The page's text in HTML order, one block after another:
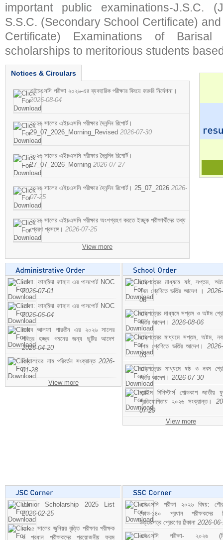
important public examinations-J.S.C.
S.S.C. (Secondary School Certificate)
Certificate) Examinations of
scholarships to meritorious students
Notices & Circulars
এইচএসসি পরীক্ষা ২০২৬-এর ব্যবহারিক পরীক্ষার বিষয়ে জরুরি নির্দেশনা।
2026-08-04
২০২৬ সালের এইচএসসি পরীক্ষার দৈনন্দিন রিপোর্ট।
29_07_2026_Morning_Revised 2026-07-30
২০২৬ সালের এইচএসসি পরীক্ষার দৈনন্দিন রিপোর্ট।
27_07_2026_Morning 2026-07-27
২০২৬ সালের এইচএসসি পরীক্ষার দৈনন্দিন রিপোর্ট। 25_07_2026 2026-
07-25
২০২৬ সালের এইচএসসি পরীক্ষার অংশগ্রহণ করতে ইচ্ছুক পরীক্ষার্থীদের তথ্য
প্রেরণ প্রসঙ্গে। 2026-07-25
View more
মোসা: ফাহমিদা জাহান এর পাসপোর্ট NOC
2026-07-01
মোসা: ফাহমিদা জাহান এর পাসপোর্ট NOC
2026-06-04
জনাব আলফা পারভীন এর ২০২৬ সালের
পবিত্র হজ্জ্ব গমনের জন্য ছুটির আদেশ
2026-04-20
বিদ্যালয়ের নাম পরিবর্তন সংক্রান্ত 2026-
01-28
View more
ছাড়পত্রের মাধ্যমে ষষ্ঠ, সপ্তম,
নবম শ্রেণিতে ভর্তির আদেশ ।
06
ছাড়পত্রের মাধ্যমে সপ্তম ও অষ্টম
ভর্তির আদেশ। 2026-08-06
ছাড়পত্রের মাধ্যমে সপ্তম, অষ্টম,
দশম শ্রেণিতে ভর্তির আদেশ।
03
ছাড়পত্রের মাধ্যমে ষষ্ঠ ও নবম
ভর্তির আদেশ। 2026-07-30
প্রাইম মিনিস্টার্স গোল্ডকাপ জাতীয়
প্রতিযোগিতায় ২০২৬ সংক্রান্ত।
07-29
View more
Junior Scholarship 2025 List
2026-02-25
২০২৫ সালের জুনিয়র বৃত্তি পরীক্ষার পরীক্ষক
ও প্রধান পরীক্ষকদের প্রয়োজনীয় ফরম
এসএসসি পরীক্ষা ২০২৬ বিষয়:
কোড-১৪০ প্রধান পরীক্ষকদের
উত্তরপত্র প্রেরণের ঠিকানা 2026-
এসএসসি পরীক্ষা- ২০২৬